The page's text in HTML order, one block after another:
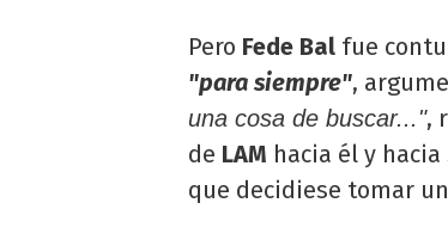
Pero Fede Bal fue
"para siempre",
una cosa de buscar...",
de LAM hacia él y
que decidiese tomar